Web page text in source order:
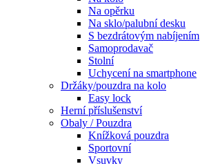
Na opěrku
Na sklo/palubní desku
S bezdrátovým nabíjením
Samoprodavač
Stolní
Uchycení na smartphone
Držáky/pouzdra na kolo
Easy lock
Herní příslušenství
Obaly / Pouzdra
Knížková pouzdra
Sportovní
Vsuvky